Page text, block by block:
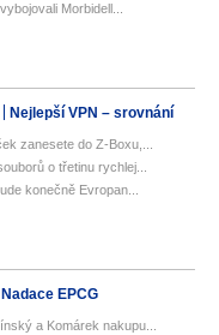
Morbidell...
Nejlepší VPN – srovnání
zanesete do Z-Boxu,...
o třetinu rychlej...
konečně Evropan...
Nadace EPCG
a Komárek nakupu...